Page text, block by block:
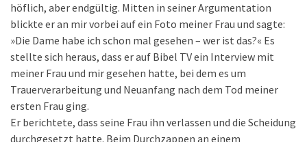
höflich, aber endgültig. Mitten in seiner Argumentation
blickte er an mir vorbei auf ein Foto meiner Frau und sagte:
»Die Dame habe ich schon mal gesehen – wer ist das?« Es
stellte sich heraus, dass er auf Bibel TV ein Interview mit
meiner Frau und mir gesehen hatte, bei dem es um
Trauerverarbeitung und Neuanfang nach dem Tod meiner
ersten Frau ging.
Er berichtete, dass seine Frau ihn verlassen und die Scheidung
durchgesetzt hatte. Beim Durchzappen an einem